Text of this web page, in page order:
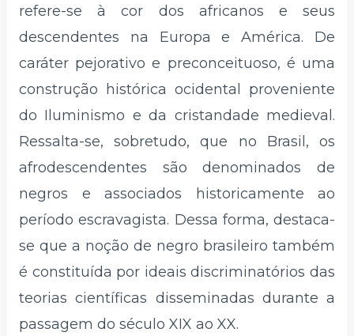
refere-se à cor dos africanos e seus
descendentes na Europa e América. De
caráter pejorativo e preconceituoso, é uma
construção histórica ocidental proveniente
do Iluminismo e da cristandade medieval.
Ressalta-se, sobretudo, que no Brasil, os
afrodescendentes são denominados de
negros e associados historicamente ao
período escravagista. Dessa forma, destaca-
se que a noção de negro brasileiro também
é constituída por ideais discriminatórios das
teorias científicas disseminadas durante a
passagem do século XIX ao XX.